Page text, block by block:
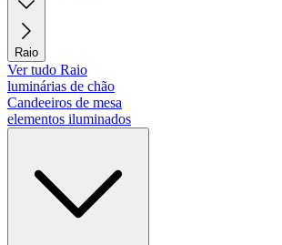
Raio
Ver tudo Raio
luminárias de chão
Candeeiros de mesa
elementos iluminados